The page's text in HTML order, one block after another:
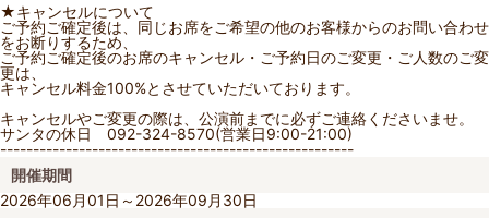
★キャンセルについて
ご予約ご確定後は、同じお席をご希望の他のお客様からのお問い合わせ
をお断りするため、
ご予約ご確定後のお席のキャンセル・ご予約日のご変更・ご人数のご変
更は、
キャンセル料金100%とさせていただいております。
キャンセルやご変更の際は、公演前までに必ずご連絡くださいませ。
サンタの休日 092-324-8570(営業日9:00-21:00)
------------------------------------------------------
開催期間
2026年06月01日～2026年09月30日